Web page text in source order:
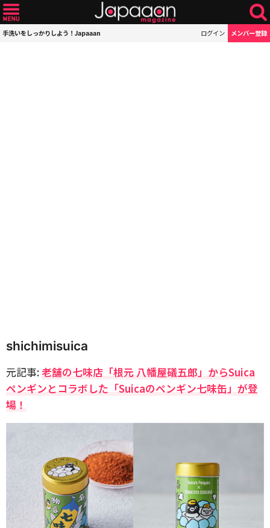
手洗いをしっかりしよう！Japaaan ログイン メンバー登録
shichimisuica
元記事:老舗の七味店「根元 八幡屋礒五郎」からSuica
ペンギンとコラボした「Suicaのペンギン七味缶」が登
場！